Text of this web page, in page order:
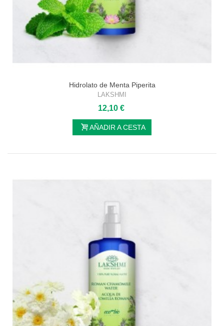
Hidrolato de Menta Piperita
LAKSHMI
12,10 €
AÑADIR A CESTA